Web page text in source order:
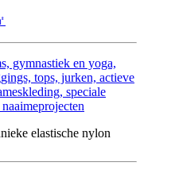
gymnastiek en yoga,
tops, jurken, actieve
speciale